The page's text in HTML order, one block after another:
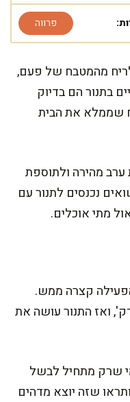
פרווה
מהמטבח של פעם,
בתנור הם בדיוק
שממלא את הבית
ערב מהירה ולתוספת
נכנסים לתנור עם
מתי אוכלים.
הפעילה קצרה ממש.
עצמה לוקחת בערך 15-20 דק', ואז התנור עושה את
שרק מתחיל לבשל
שזה יוצא מדהים